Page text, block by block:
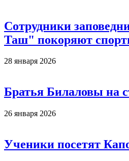
Сотрудники
Таш" покоряют
28 января 2026
Братья Билаловы на
26 января 2026
Ученики посетят